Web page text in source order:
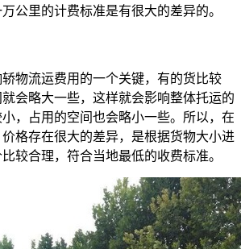
公里的计费标准是有很大的差异的。
物流运费用的一个关键，有的货比较
会略大一些，这样就会影响整体托运的
，占用的空间也会略小一些。所以，在
格存在很大的差异，是根据货物大小进
较合理，符合当地最低的收费标准。